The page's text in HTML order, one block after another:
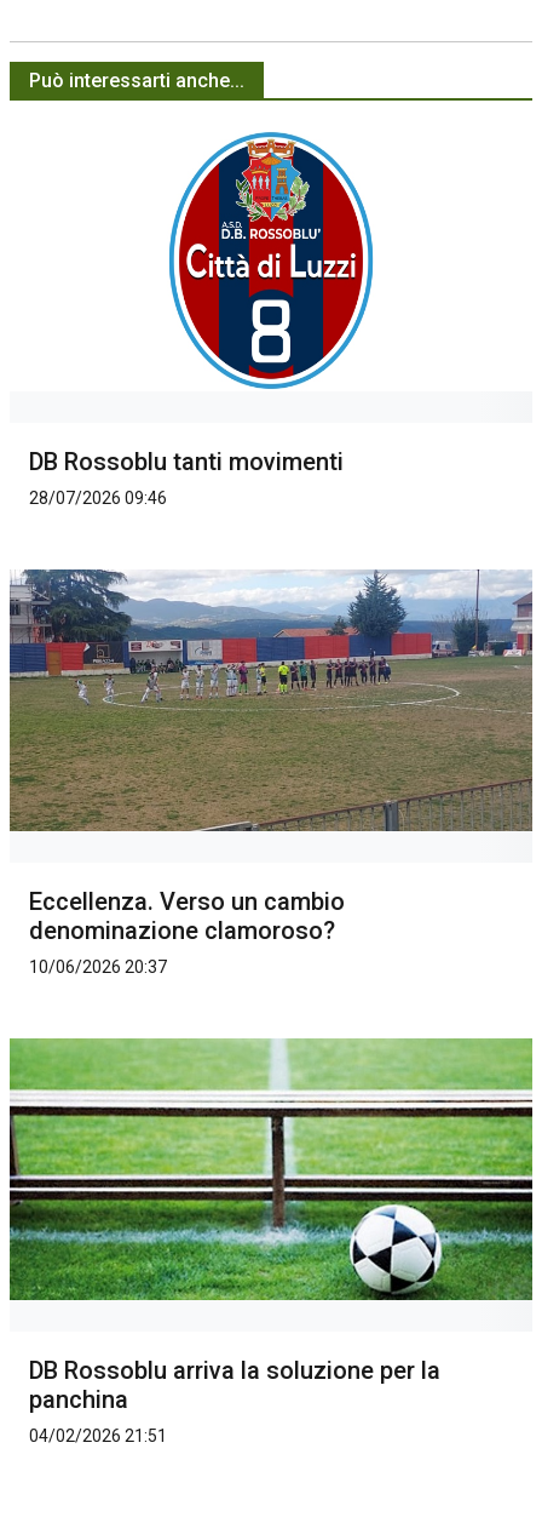
Può interessarti anche...
DB Rossoblu tanti movimenti
28/07/2026 09:46
Eccellenza. Verso un cambio
denominazione clamoroso?
10/06/2026 20:37
DB Rossoblu arriva la soluzione per la
panchina
04/02/2026 21:51